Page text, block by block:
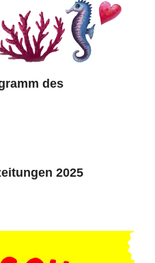
des
2025